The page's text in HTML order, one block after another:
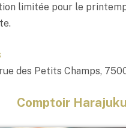
limitée pour le
des Petits Champs,
Comptoir Harajuku